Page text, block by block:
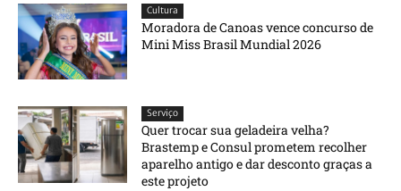
Cultura
Moradora de Canoas vence concurso de
Mini Miss Brasil Mundial 2026
Serviço
Quer trocar sua geladeira velha?
Brastemp e Consul prometem recolher
aparelho antigo e dar desconto graças a
este projeto